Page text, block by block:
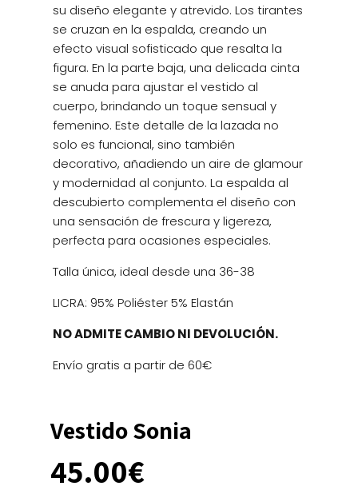
su diseño elegante y atrevido. Los tirantes
se cruzan en la espalda, creando un
efecto visual sofisticado que resalta la
figura. En la parte baja, una delicada cinta
se anuda para ajustar el vestido al
cuerpo, brindando un toque sensual y
femenino. Este detalle de la lazada no
solo es funcional, sino también
decorativo, añadiendo un aire de glamour
y modernidad al conjunto. La espalda al
descubierto complementa el diseño con
una sensación de frescura y ligereza,
perfecta para ocasiones especiales.
Talla única, ideal desde una 36-38
LICRA: 95% Poliéster 5% Elastán
NO ADMITE CAMBIO NI DEVOLUCIÓN.
Envío gratis a partir de 60€
Vestido Sonia
45.00€